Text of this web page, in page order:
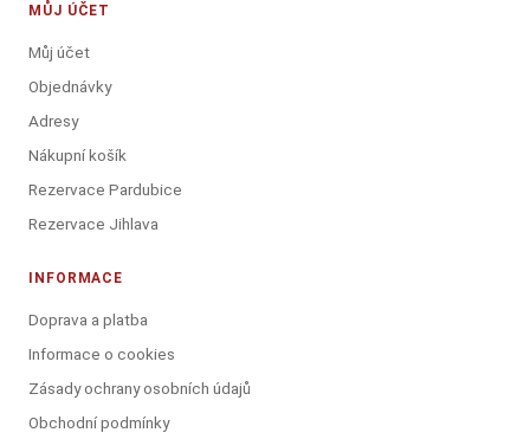
MŮJ ÚČET
Můj účet
Objednávky
Adresy
Nákupní košík
Rezervace Pardubice
Rezervace Jihlava
INFORMACE
Doprava a platba
Informace o cookies
Zásady ochrany osobních údajů
Obchodní podmínky